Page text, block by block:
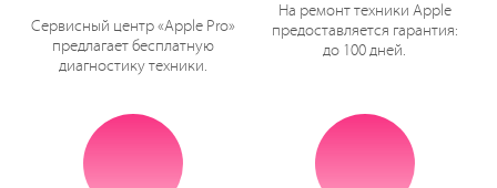
Сервисный центр «Apple Pro»
предлагает бесплатную
диагностику техники.
На ремонт техники Apple
предоставляется гарантия:
до 100 дней.